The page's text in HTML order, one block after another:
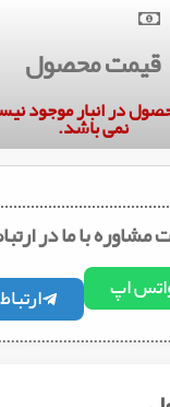
قیمت محصول
در انبار موجود
نمی باشد.
مشاوره با ما در
اپ